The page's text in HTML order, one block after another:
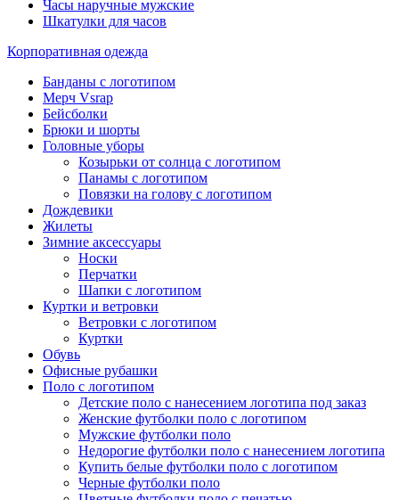
Часы наручные мужские
Шкатулки для часов
Корпоративная одежда
Банданы с логотипом
Мерч Vsrap
Бейсболки
Брюки и шорты
Головные уборы
Козырьки от солнца с логотипом
Панамы с логотипом
Повязки на голову с логотипом
Дождевики
Жилеты
Зимние аксессуары
Носки
Перчатки
Шапки с логотипом
Куртки и ветровки
Ветровки с логотипом
Куртки
Обувь
Офисные рубашки
Поло с логотипом
Детские поло с нанесением логотипа под заказ
Женские футболки поло с логотипом
Мужские футболки поло
Недорогие футболки поло с нанесением логотипа
Купить белые футболки поло с логотипом
Черные футболки поло